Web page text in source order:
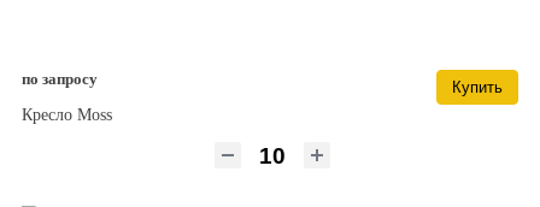
по запросу
Купить
Кресло Moss